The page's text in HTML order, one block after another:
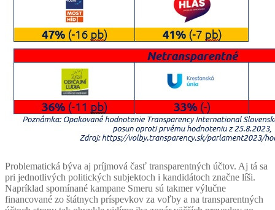
Problematická býva aj príjmová časť transparentných účtov. Aj tá sa
pri jednotlivých politických subjektoch i kandidátoch značne líši.
Napríklad spomínané kampane Smeru sú takmer výlučne
financované zo štátnych príspevkov za voľby a na transparentných